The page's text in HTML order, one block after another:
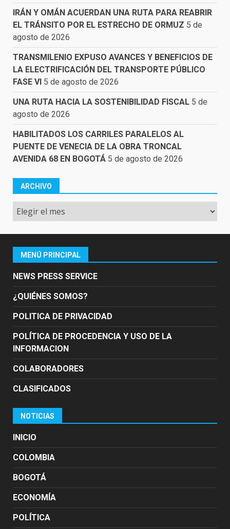
IRÁN Y OMÁN ACUERDAN UNA RUTA PARA REABRIR
EL TRÁNSITO POR EL ESTRECHO DE ORMUZ 5 de
agosto de 2026
TRANSMILENIO EXPUSO AVANCES Y BENEFICIOS DE
LA ELECTRIFICACIÓN DEL TRANSPORTE PÚBLICO
FASE VI 5 de agosto de 2026
UNA RUTA HACIA LA SOSTENIBILIDAD FISCAL 5 de
agosto de 2026
HABILITADOS LOS CARRILES PARALELOS AL
PUENTE DE VENECIA DE LA OBRA TRONCAL
AVENIDA 68 EN BOGOTÁ 5 de agosto de 2026
ARCHIVO
Archivo
MENÚ PRINCIPAL
NEWS PRESS SERVICE
¿QUIÉNES SOMOS?
POLITICA DE PRIVACIDAD
POLÍTICA DE PROCEDENCIA Y USO DE LA
INFORMACION
COLABORADORES
CLASIFICADOS
NOTICIAS
INICIO
COLOMBIA
BOGOTÁ
ECONOMÍA
POLÍTICA